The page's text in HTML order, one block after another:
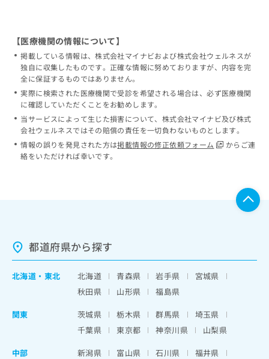
【医療機関の情報について】
掲載している情報は、株式会社マイナビおよび株式会社ウェルネスが
独自に収集したものです。正確な情報に努めておりますが、内容を完
全に保証するものではありません。
実際に検索された医療機関で受診を希望される場合は、必ず医療機関
に確認していただくことをお勧めします。
当サービスによって生じた損害について、株式会社マイナビ及び株式
会社ウェルネスではその賠償の責任を一切負わないものとします。
情報の誤りを発見された方は掲載情報の修正依頼フォーム
からご連
絡をいただければ幸いです。
都道府県から探す
北海道 ・ 東北 北海道 青森県 岩手県
宮城県
秋田県
山形県
福島県
関東
茨城県 栃木県 群馬県
埼玉県
千葉県
東京都 神奈川県
山梨県
中部
新潟県 富山県 石川県
福井県